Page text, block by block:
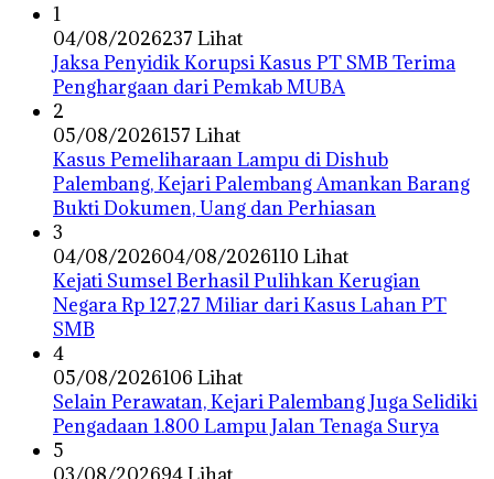
1
04/08/2026237 Lihat
Jaksa Penyidik Korupsi Kasus PT SMB Terima
Penghargaan dari Pemkab MUBA
2
05/08/2026157 Lihat
Kasus Pemeliharaan Lampu di Dishub
Palembang, Kejari Palembang Amankan Barang
Bukti Dokumen, Uang dan Perhiasan
3
04/08/202604/08/2026110 Lihat
Kejati Sumsel Berhasil Pulihkan Kerugian
Negara Rp 127,27 Miliar dari Kasus Lahan PT
SMB
4
05/08/2026106 Lihat
Selain Perawatan, Kejari Palembang Juga Selidiki
Pengadaan 1.800 Lampu Jalan Tenaga Surya
5
03/08/202694 Lihat